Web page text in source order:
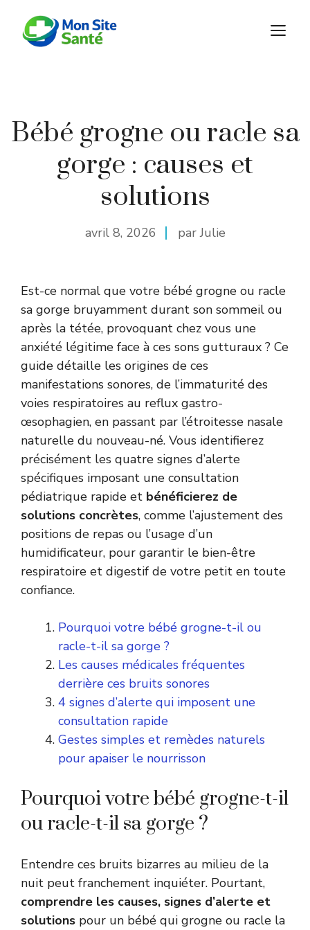
contenu
Bébé grogne ou racle sa
gorge : causes et
solutions
avril 8, 2026 par Julie
Est-ce normal que votre bébé grogne ou racle
sa gorge bruyamment durant son sommeil ou
après la tétée, provoquant chez vous une
anxiété légitime face à ces sons gutturaux ? Ce
guide détaille les origines de ces
manifestations sonores, de l’immaturité des
voies respiratoires au reflux gastro-
œsophagien, en passant par l’étroitesse nasale
naturelle du nouveau-né. Vous identifierez
précisément les quatre signes d’alerte
spécifiques imposant une consultation
pédiatrique rapide et bénéficierez de
solutions concrètes, comme l’ajustement des
positions de repas ou l’usage d’un
humidificateur, pour garantir le bien-être
respiratoire et digestif de votre petit en toute
confiance.
Pourquoi votre bébé grogne-t-il ou
racle-t-il sa gorge ?
Les causes médicales fréquentes
derrière ces bruits sonores
4 signes d’alerte qui imposent une
consultation rapide
Gestes simples et remèdes naturels
pour apaiser le nourrisson
Pourquoi votre bébé grogne-t-il
ou racle-t-il sa gorge ?
Entendre ces bruits bizarres au milieu de la
nuit peut franchement inquiéter. Pourtant,
comprendre les causes, signes d’alerte et
solutions pour un bébé qui grogne ou racle la